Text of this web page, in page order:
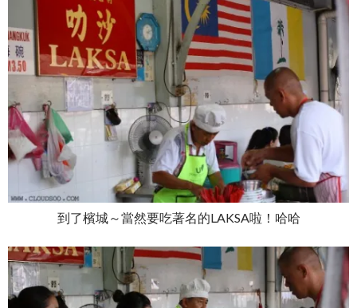
到了檳城～當然要吃著名的LAKSA啦！哈哈